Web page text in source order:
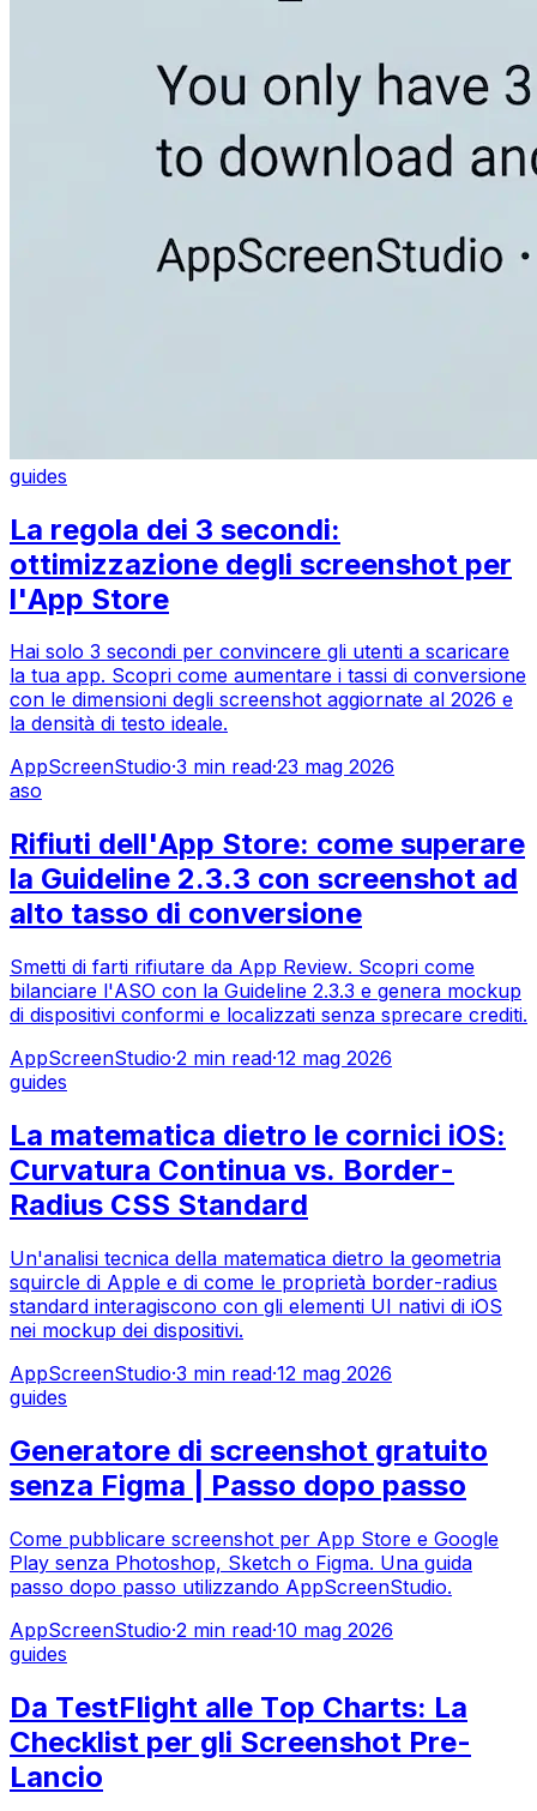
guides
La regola dei 3 secondi:
ottimizzazione degli screenshot per
l'App Store
Hai solo 3 secondi per convincere gli utenti a scaricare
la tua app. Scopri come aumentare i tassi di conversione
con le dimensioni degli screenshot aggiornate al 2026 e
la densità di testo ideale.
AppScreenStudio·3 min read·23 mag 2026
aso
Rifiuti dell'App Store: come superare
la Guideline 2.3.3 con screenshot ad
alto tasso di conversione
Smetti di farti rifiutare da App Review. Scopri come
bilanciare l'ASO con la Guideline 2.3.3 e genera mockup
di dispositivi conformi e localizzati senza sprecare crediti.
AppScreenStudio·2 min read·12 mag 2026
guides
La matematica dietro le cornici iOS:
Curvatura Continua vs. Border-
Radius CSS Standard
Un'analisi tecnica della matematica dietro la geometria
squircle di Apple e di come le proprietà border-radius
standard interagiscono con gli elementi UI nativi di iOS
nei mockup dei dispositivi.
AppScreenStudio·3 min read·12 mag 2026
guides
Generatore di screenshot gratuito
senza Figma | Passo dopo passo
Come pubblicare screenshot per App Store e Google
Play senza Photoshop, Sketch o Figma. Una guida
passo dopo passo utilizzando AppScreenStudio.
AppScreenStudio·2 min read·10 mag 2026
guides
Da TestFlight alle Top Charts: La
Checklist per gli Screenshot Pre-
Lancio